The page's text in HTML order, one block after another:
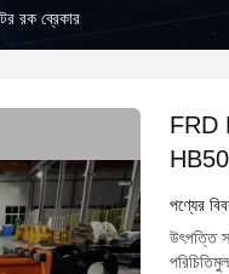
রক ব্রেকার
FRD
পণ্যের
উৎপত্তি